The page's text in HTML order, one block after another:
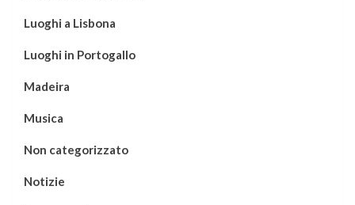
Luoghi a Lisbona
Luoghi in Portogallo
Madeira
Musica
Non categorizzato
Notizie